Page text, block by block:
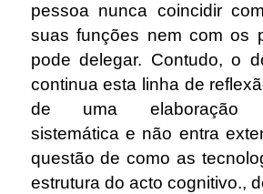
pessoa nunca coincidir
suas funções nem com os
pode delegar. Contudo, o
continua esta linha de
de uma elaboração
sistemática e não entra
questão de como as
estrutura do acto cognitivo.,